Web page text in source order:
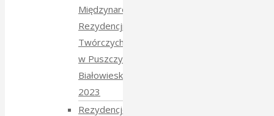
Międzynarodowych
Rezydencji
Twórczych
w Puszczy
Białowieskiej
2023
Rezydencje